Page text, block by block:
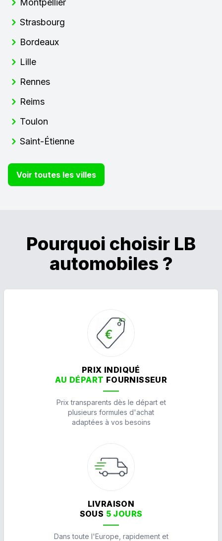
Montpellier
Strasbourg
Bordeaux
Lille
Rennes
Reims
Toulon
Saint-Étienne
Voir toutes les villes
Pourquoi choisir LB
automobiles ?
PRIX INDIQUÉ
AU DÉPART FOURNISSEUR
Prix transparents dès le départ et
plusieurs formules d'achat
adaptées à vos besoins
LIVRAISON
SOUS 5 JOURS
Dans toute l'Europe, rapidement et